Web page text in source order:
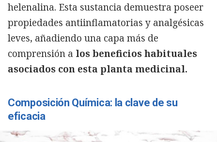
helenalina. Esta sustancia demuestra poseer
propiedades antiinflamatorias y analgésicas
leves, añadiendo una capa más de
comprensión a los beneficios habituales
asociados con esta planta medicinal.
Composición Química: la clave de su
eficacia